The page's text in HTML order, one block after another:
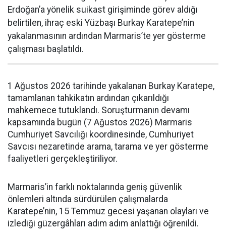
Erdoğan’a yönelik suikast girişiminde görev aldığı
belirtilen, ihraç eski Yüzbaşı Burkay Karatepe’nin
yakalanmasının ardından Marmaris’te yer gösterme
çalışması başlatıldı.
1 Ağustos 2026 tarihinde yakalanan Burkay Karatepe,
tamamlanan tahkikatın ardından çıkarıldığı
mahkemece tutuklandı. Soruşturmanın devamı
kapsamında bugün (7 Ağustos 2026) Marmaris
Cumhuriyet Savcılığı koordinesinde, Cumhuriyet
Savcısı nezaretinde arama, tarama ve yer gösterme
faaliyetleri gerçekleştiriliyor.
Marmaris’in farklı noktalarında geniş güvenlik
önlemleri altında sürdürülen çalışmalarda
Karatepe’nin, 15 Temmuz gecesi yaşanan olayları ve
izlediği güzergâhları adım adım anlattığı öğrenildi.